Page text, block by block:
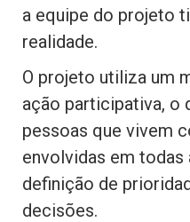
a equipe do projeto
realidade.
O projeto utiliza um
ação participativa, o
pessoas que vivem
envolvidas em todas
definição de
decisões.